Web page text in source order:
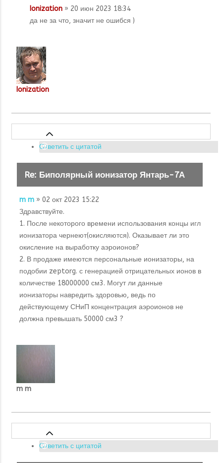
Ionization » 20 июн 2023 18:34
да не за что, значит не ошибся )
Ionization
Ответить с цитатой
Re: Биполярный ионизатор Янтарь-7А
m m » 02 окт 2023 15:22
Здравствуйте.
1. После некоторого времени использования концы игл
ионизатора чернеют(окисляются). Оказывает ли это
окисление на выработку аэроионов?
2. В продаже имеются персональные ионизаторы, на
подобии zeptorg. с генерацией отрицательных ионов в
количестве 18000000 см3. Могут ли данные
ионизаторы навредить здоровью, ведь по
действующему СНиП концентрация аэроионов не
должна превышать 50000 см3 ?
m m
Ответить с цитатой